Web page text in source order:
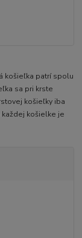
košieľka patrí spolu
sa pri krste
košieľky iba
každej košielke je